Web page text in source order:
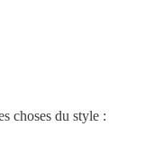
choses du style :